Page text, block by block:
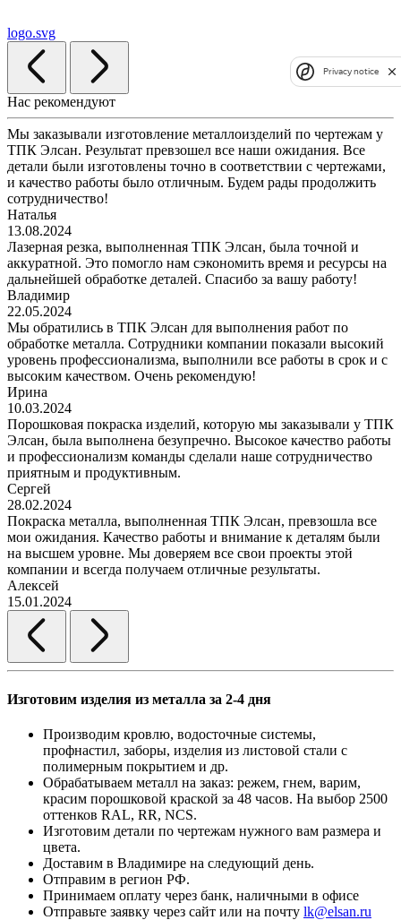
logo.svg
Нас рекомендуют
Мы заказывали изготовление металлоизделий по чертежам у
ТПК Элсан. Результат превзошел все наши ожидания. Все
детали были изготовлены точно в соответствии с чертежами,
и качество работы было отличным. Будем рады продолжить
сотрудничество!
Наталья
13.08.2024
Лазерная резка, выполненная ТПК Элсан, была точной и
аккуратной. Это помогло нам сэкономить время и ресурсы на
дальнейшей обработке деталей. Спасибо за вашу работу!
Владимир
22.05.2024
Мы обратились в ТПК Элсан для выполнения работ по
обработке металла. Сотрудники компании показали высокий
уровень профессионализма, выполнили все работы в срок и с
высоким качеством. Очень рекомендую!
Ирина
10.03.2024
Порошковая покраска изделий, которую мы заказывали у ТПК
Элсан, была выполнена безупречно. Высокое качество работы
и профессионализм команды сделали наше сотрудничество
приятным и продуктивным.
Сергей
28.02.2024
Покраска металла, выполненная ТПК Элсан, превзошла все
мои ожидания. Качество работы и внимание к деталям были
на высшем уровне. Мы доверяем все свои проекты этой
компании и всегда получаем отличные результаты.
Алексей
15.01.2024
Изготовим изделия из металла за 2-4 дня
Производим кровлю, водосточные системы,
профнастил, заборы, изделия из листовой стали с
полимерным покрытием и др.
Обрабатываем металл на заказ: режем, гнем, варим,
красим порошковой краской за 48 часов. На выбор 2500
оттенков RAL, RR, NCS.
Изготовим детали по чертежам нужного вам размера и
цвета.
Доставим в Владимире на следующий день.
Отправим в регион РФ.
Принимаем оплату через банк, наличными в офисе
Отправьте заявку через сайт или на почту lk@elsan.ru
Privacy notice